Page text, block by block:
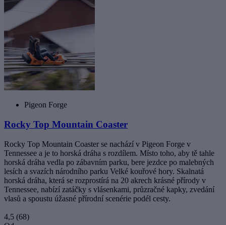
Pigeon Forge
Rocky Top Mountain Coaster
Rocky Top Mountain Coaster se nachází v Pigeon Forge v
Tennessee a je to horská dráha s rozdílem. Místo toho, aby tě tahle
horská dráha vedla po zábavním parku, bere jezdce po malebných
lesích a svazích národního parku Velké kouřové hory. Skalnatá
horská dráha, která se rozprostírá na 20 akrech krásné přírody v
Tennessee, nabízí zatáčky s vlásenkami, průzračné kapky, zvedání
vlasů a spoustu úžasné přírodní scenérie podél cesty.
4,5 (68)